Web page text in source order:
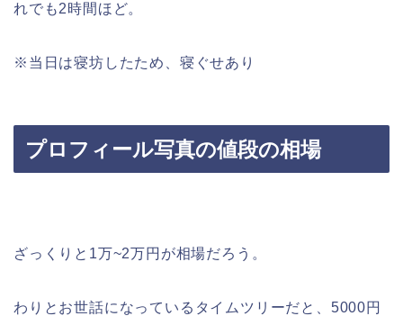
れでも2時間ほど。
※当日は寝坊したため、寝ぐせあり
プロフィール写真の値段の相場
ざっくりと1万~2万円が相場だろう。
わりとお世話になっているタイムツリーだと、5000円